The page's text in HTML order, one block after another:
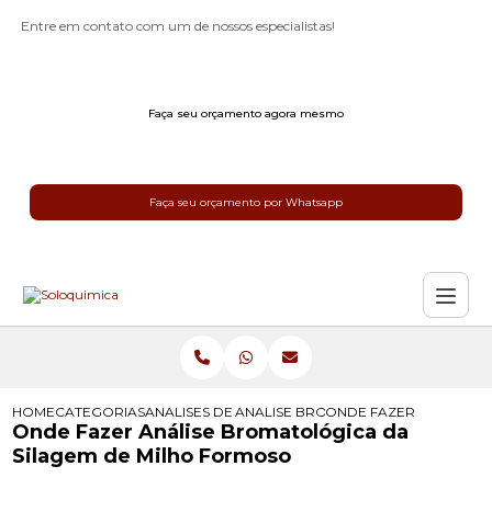
Entre em contato com um de nossos especialistas!
Faça seu orçamento agora mesmo
Faça seu orçamento por Whatsapp
HOMECATEGORIASANALISES DE SILAGEMANALISE BROMATOLOGICA DA
ONDE FAZER ANALISE
Onde Fazer Análise Bromatológica da
Silagem de Milho Formoso